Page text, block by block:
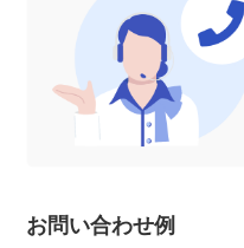
お問い合わせ例